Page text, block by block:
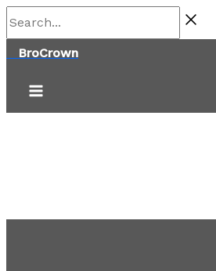
콘
기
Search...
BroCrown